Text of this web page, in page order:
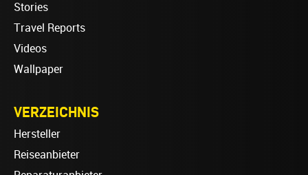
Stories
Travel Reports
Videos
Wallpaper
VERZEICHNIS
Hersteller
Reiseanbieter